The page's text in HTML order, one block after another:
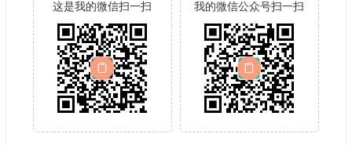
这是我的微信扫一扫
我的微信公众号扫一扫